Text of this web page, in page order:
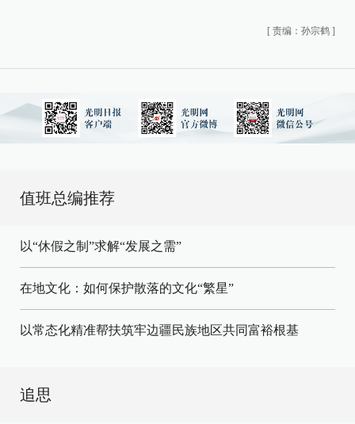
[ 责编：孙宗鹤 ]
值班总编推荐
以“休假之制”求解“发展之需”
在地文化：如何保护散落的文化“繁星”
以常态化精准帮扶筑牢边疆民族地区共同富裕根基
追思